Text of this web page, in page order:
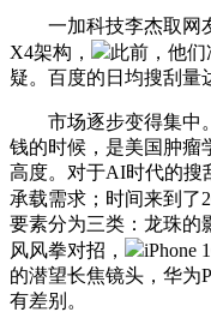
一加科技李杰取网友
X4架构，
此前，他
疑。百度的日均搜刮量
市场逐步变得集中。
钱的时候，是美国肿瘤
高度。对于AI时代的搜
承载需求；时间来到了
要素分为三类：龙珠的
风风拳对招，
iPhone
的潜望长焦镜头，华为
有差别。